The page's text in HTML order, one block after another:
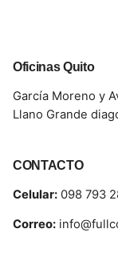
Oficinas Quito
García Moreno y
Llano Grande
CONTACTO
Celular: 098 793
Correo: